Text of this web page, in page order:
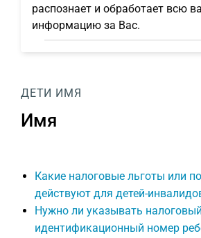
распознает и обработает всю
информацию за Вас.
ДЕТИ ИМЯ
Имя
Какие налоговые льготы или
действуют для детей-
Нужно ли указывать налоговый
идентификационный номер